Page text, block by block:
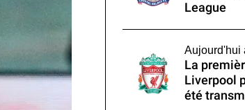
League
Aujourd'hui
La
Liverpool
été